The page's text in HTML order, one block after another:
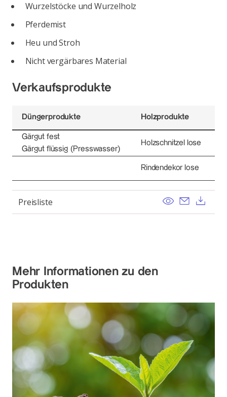
Wurzelstöcke und Wurzelholz
Pferdemist
Heu und Stroh
Nicht vergärbares Material
Verkaufsprodukte
Düngerprodukte Holzprodukte
Gärgut fest
Gärgut flüssig (Presswasser)
Holzschnitzel lose
Rindendekor lose
Preisliste View Send
Mehr Informationen zu den
Produkten